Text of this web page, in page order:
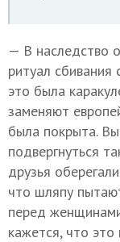
— В наследство
ритуал сбивания
это была
заменяют
была покрыта.
подвергнуться
друзья
что шляпу
перед
кажется, что это